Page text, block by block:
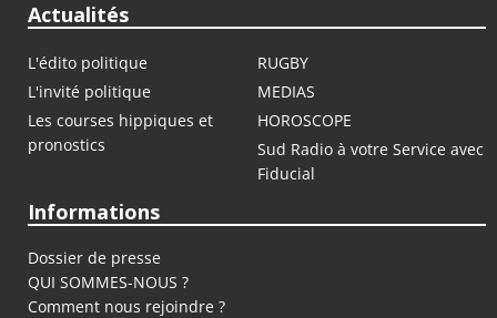
Actualités
L'édito politique
RUGBY
L'invité politique
MEDIAS
Les courses hippiques et
pronostics
HOROSCOPE
Sud Radio à votre Service avec
Fiducial
Informations
Dossier de presse
QUI SOMMES-NOUS ?
Comment nous rejoindre ?